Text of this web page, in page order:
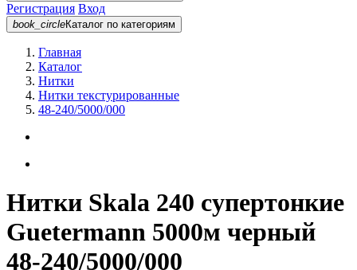
Регистрация Вход
book_circleКаталог по категориям
Главная
Каталог
Нитки
Нитки текстурированные
48-240/5000/000
Нитки Skala 240 супертонкие
Guetermann 5000м черный
48-240/5000/000